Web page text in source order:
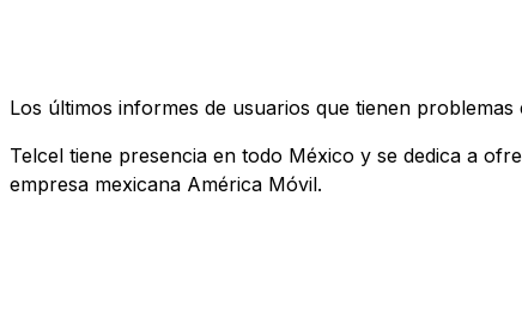
Los últimos informes de usuarios que tienen
Telcel tiene presencia en todo México y se dedica a
empresa mexicana América Móvil.